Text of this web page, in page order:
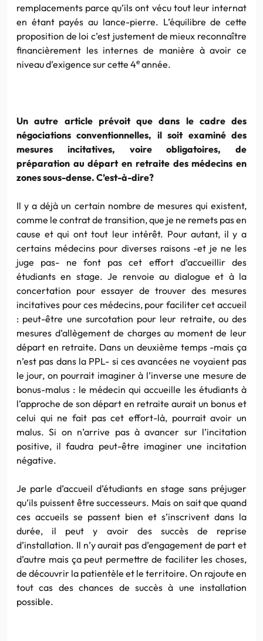
remplacements parce qu’ils ont vécu tout leur internat
en étant payés au lance-pierre. L’équilibre de cette
proposition de loi c’est justement de mieux reconnaître
financièrement les internes de manière à avoir ce
niveau d’exigence sur cette 4e année.
Un autre article prévoit que dans le cadre des
négociations conventionnelles, il soit examiné des
mesures incitatives, voire obligatoires, de
préparation au départ en retraite des médecins en
zones sous-dense. C’est-à-dire?
Il y a déjà un certain nombre de mesures qui existent,
comme le contrat de transition, que je ne remets pas en
cause et qui ont tout leur intérêt. Pour autant, il y a
certains médecins pour diverses raisons -et je ne les
juge pas- ne font pas cet effort d’accueillir des
étudiants en stage. Je renvoie au dialogue et à la
concertation pour essayer de trouver des mesures
incitatives pour ces médecins, pour faciliter cet accueil
: peut-être une surcotation pour leur retraite, ou des
mesures d’allègement de charges au moment de leur
départ en retraite. Dans un deuxième temps -mais ça
n’est pas dans la PPL- si ces avancées ne voyaient pas
le jour, on pourrait imaginer à l’inverse une mesure de
bonus-malus : le médecin qui accueille les étudiants à
l’approche de son départ en retraite aurait un bonus et
celui qui ne fait pas cet effort-là, pourrait avoir un
malus. Si on n’arrive pas à avancer sur l’incitation
positive, il faudra peut-être imaginer une incitation
négative.
Je parle d’accueil d’étudiants en stage sans préjuger
qu’ils puissent être successeurs. Mais on sait que quand
ces accueils se passent bien et s’inscrivent dans la
durée, il peut y avoir des succès de reprise
d’installation. Il n’y aurait pas d’engagement de part et
d’autre mais ça peut permettre de faciliter les choses,
de découvrir la patientèle et le territoire. On rajoute en
tout cas des chances de succès à une installation
possible.